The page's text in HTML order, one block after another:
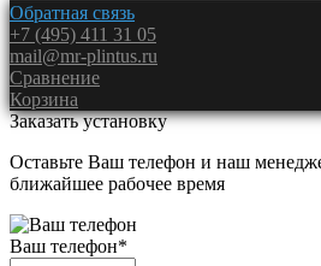
Обратная связь
+7 (495) 411 31 05
mail@mr-plintus.ru
Сравнение
Корзина
Заказать установку
Оставьте Ваш телефон и наш
ближайшее рабочее время
Ваш телефон*